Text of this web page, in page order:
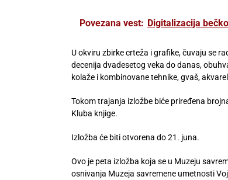
Povezana vest: Digitalizacija
U okviru zbirke crteža i grafike, čuvaju se
decenija dvadesetog veka do danas,
kolaže i kombinovane tehnike, gvaš,
Tokom trajanja izložbe biće priređena
Kluba knjige.
Izložba će biti otvorena do 21. juna.
Ovo je peta izložba koja se u Muzeju
osnivanja Muzeja savremene umetnosti